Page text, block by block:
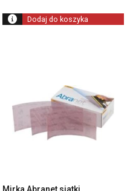
Dodaj do koszyka